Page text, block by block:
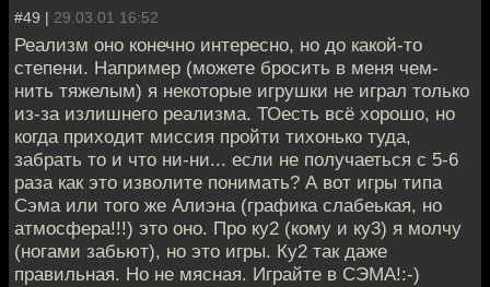
#49 | 29.03.01 16:52
Реализм оно конечно интересно, но до какой-то
степени. Например (можете бросить в меня чем-
нить тяжелым) я некоторые игрушки не играл только
из-за излишнего реализма. ТОесть всё хорошо, но
когда приходит миссия пройти тихонько туда,
забрать то и что ни-ни... если не получаеться с 5-6
раза как это изволите понимать? А вот игры типа
Сэма или того же Алиэна (графика слабеькая, но
атмосфера!!!) это оно. Про ку2 (кому и ку3) я молчу
(ногами забьют), но это игры. Ку2 так даже
правильная. Но не мясная. Играйте в СЭМА!:-)